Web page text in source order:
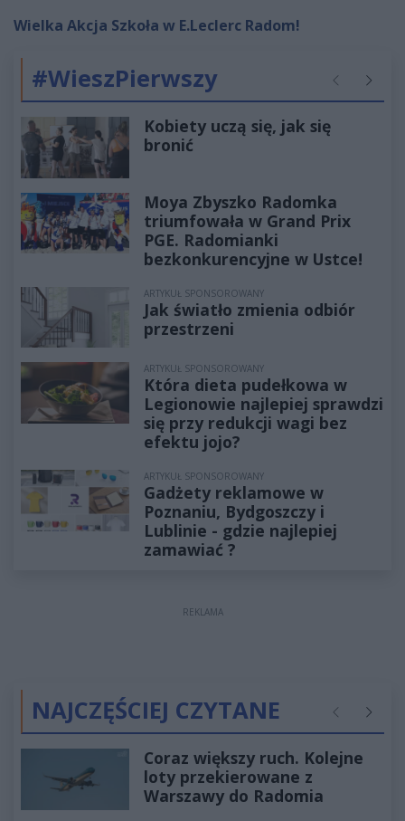
Wielka Akcja Szkoła w E.Leclerc Radom!
#WieszPierwszy Poprzednie
Kobiety uczą się, jak się
bronić
Moya Zbyszko Radomka
triumfowała w Grand Prix
PGE. Radomianki
bezkonkurencyjne w Ustce!
ARTYKUŁ SPONSOROWANY
Jak światło zmienia odbiór
przestrzeni
ARTYKUŁ SPONSOROWANY
Która dieta pudełkowa w
Legionowie najlepiej sprawdzi
się przy redukcji wagi bez
efektu jojo?
ARTYKUŁ SPONSOROWANY
Gadżety reklamowe w
Poznaniu, Bydgoszczy i
Lublinie - gdzie najlepiej
zamawiać ?
REKLAMA
NAJCZĘŚCIEJ CZYTANE Poprzednie
Coraz większy ruch. Kolejne
loty przekierowane z
Warszawy do Radomia